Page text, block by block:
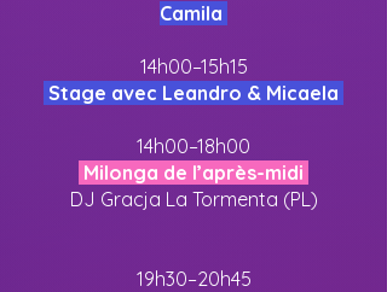
Camila
14h00–15h15
Stage avec Leandro & Micaela
14h00–18h00
Milonga de l’après-midi
DJ Gracja La Tormenta (PL)
19h30–20h45